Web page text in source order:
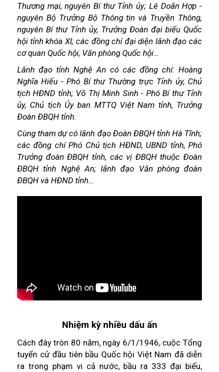
Thương mại, nguyên Bí thư Tỉnh ủy; Lê Doãn Hợp -
nguyên Bộ Trưởng Bộ Thông tin và Truyền Thông,
nguyên Bí thư Tỉnh ủy, Trưởng Đoàn đại biểu Quốc
hội tỉnh khóa XI; các đồng chí đại diện lãnh đạo các
cơ quan Quốc hội, Văn phòng Quốc hội…
Lãnh đạo tỉnh Nghệ An có các đồng chí: Hoàng
Nghĩa Hiếu - Phó Bí thư Thường trực Tỉnh ủy, Chủ
tịch HĐND tỉnh; Võ Thị Minh Sinh - Phó Bí thư Tỉnh
ủy, Chủ tịch Ủy ban MTTQ Việt Nam tỉnh, Trưởng
Đoàn ĐBQH tỉnh.
Cùng tham dự có lãnh đạo Đoàn ĐBQH tỉnh Hà Tĩnh;
các đồng chí Phó Chủ tịch HĐND, UBND tỉnh, Phó
Trưởng đoàn ĐBQH tỉnh, các vị ĐBQH thuộc Đoàn
ĐBQH tỉnh Nghệ An; lãnh đạo Văn phòng đoàn
ĐBQH và HĐND tỉnh…
Nhiệm kỳ nhiều dấu ấn
Cách đây tròn 80 năm, ngày 6/1/1946, cuộc Tổng
tuyển cử đầu tiên bầu Quốc hội Việt Nam đã diễn
ra trong phạm vi cả nước, bầu ra 333 đại biểu,